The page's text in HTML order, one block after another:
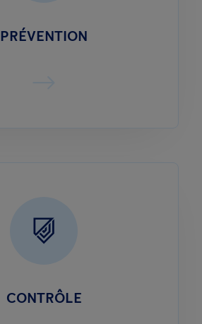
PRÉVENTION
CONTRÔLE